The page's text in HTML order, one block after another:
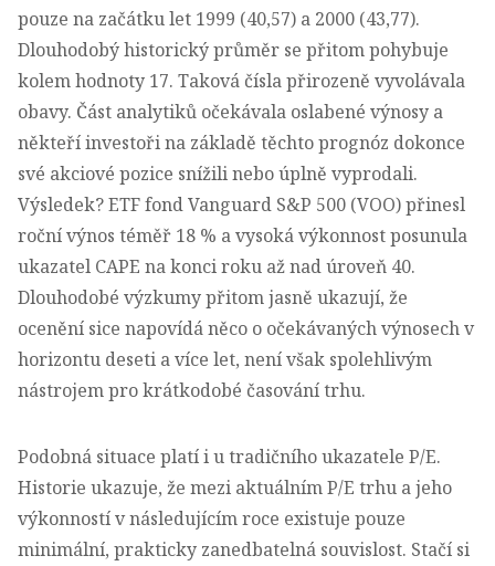
pouze na začátku let 1999 (40,57) a 2000 (43,77).
Dlouhodobý historický průměr se přitom pohybuje
kolem hodnoty 17. Taková čísla přirozeně vyvolávala
obavy. Část analytiků očekávala oslabené výnosy a
někteří investoři na základě těchto prognóz dokonce
své akciové pozice snížili nebo úplně vyprodali.
Výsledek? ETF fond Vanguard S&P 500 (VOO) přinesl
roční výnos téměř 18 % a vysoká výkonnost posunula
ukazatel CAPE na konci roku až nad úroveň 40.
Dlouhodobé výzkumy přitom jasně ukazují, že
ocenění sice napovídá něco o očekávaných výnosech v
horizontu deseti a více let, není však spolehlivým
nástrojem pro krátkodobé časování trhu.
Podobná situace platí i u tradičního ukazatele P/E.
Historie ukazuje, že mezi aktuálním P/E trhu a jeho
výkonností v následujícím roce existuje pouze
minimální, prakticky zanedbatelná souvislost. Stačí si